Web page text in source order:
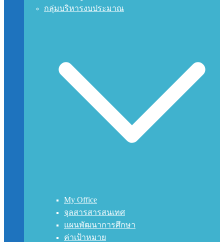
กลุ่มบริหารงบประมาณ
My Office
จุลสารสารสนเทศ
แผนพัฒนาการศึกษา
ค่าเป้าหมาย